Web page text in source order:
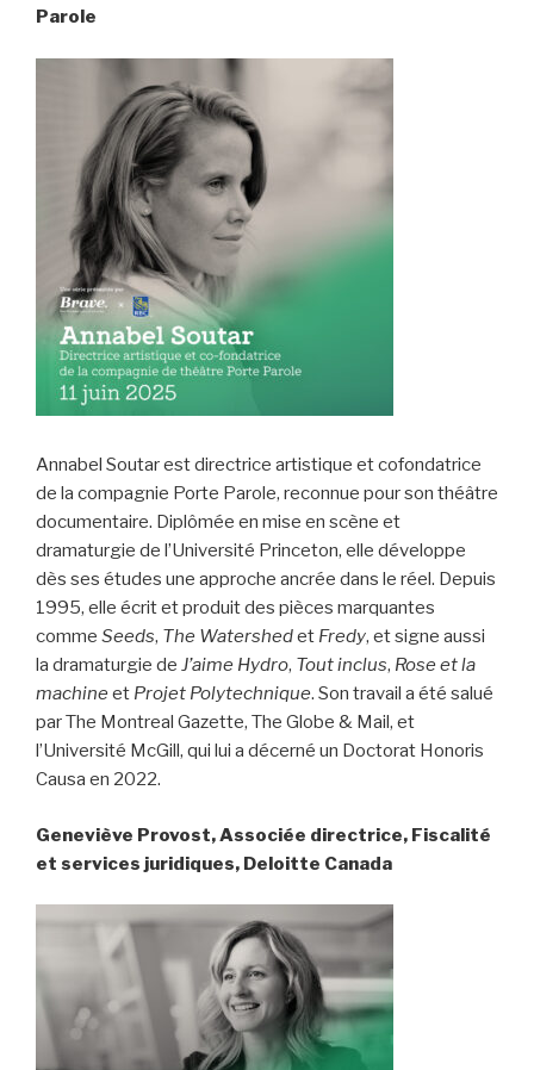
Parole
Annabel Soutar est directrice artistique et cofondatrice
de la compagnie Porte Parole, reconnue pour son théâtre
documentaire. Diplômée en mise en scène et
dramaturgie de l’Université Princeton, elle développe
dès ses études une approche ancrée dans le réel. Depuis
1995, elle écrit et produit des pièces marquantes
comme Seeds, The Watershedet Fredy, et signe aussi
la dramaturgie de J’aime Hydro, Tout inclus, Rose et la
machine et Projet Polytechnique. Son travail a été salué
par The Montreal Gazette, The Globe & Mail, et
l’Université McGill, qui lui a décerné un Doctorat Honoris
Causa en 2022.
Geneviève Provost, Associée directrice, Fiscalité
et services juridiques, Deloitte Canada